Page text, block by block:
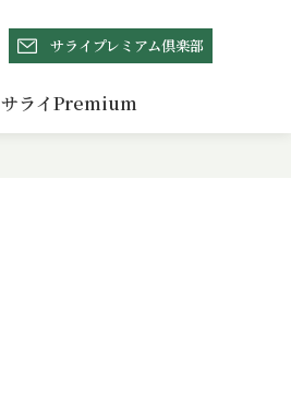
サライプレミアム倶楽部
サライPremium